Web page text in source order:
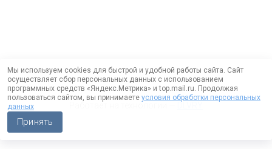
Мы используем cookies для быстрой и удобной работы сайта. Сайт
осуществляет сбор персональных данных с использованием
программных средств «Яндекс.Метрика» и top.mail.ru. Продолжая
пользоваться сайтом, вы принимаете условия обработки персональных
данных
Принять